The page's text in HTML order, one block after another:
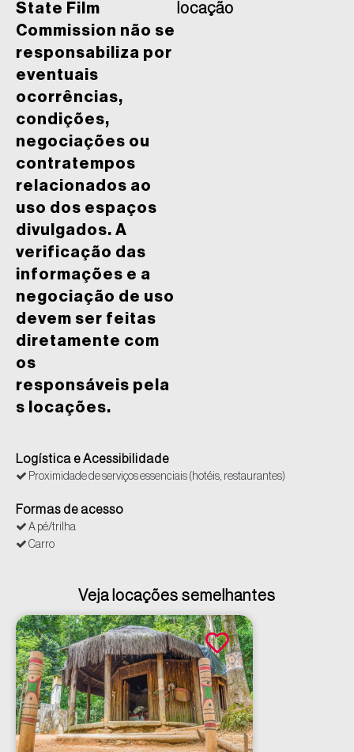
State Film
Commission não se
responsabiliza por
eventuais
ocorrências,
condições,
negociações ou
contratempos
relacionados ao
uso dos espaços
divulgados. A
verificação das
informações e a
negociação de uso
devem ser feitas
diretamente com
os
responsáveis pela
s locações.
locação
Logística e Acessibilidade
Proximidade de serviços essenciais (hotéis, restaurantes)
Formas de acesso
A pé/trilha
Carro
Veja locações semelhantes